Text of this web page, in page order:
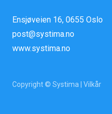
Ensjøveien 16, 0655 Oslo
post@systima.no
www.systima.no
Copyright © Systima | Vilkår